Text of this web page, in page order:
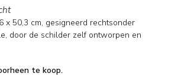
x 50,3 cm, gesigneerd rechtsonder
door de schilder zelf ontworpen en
te koop.